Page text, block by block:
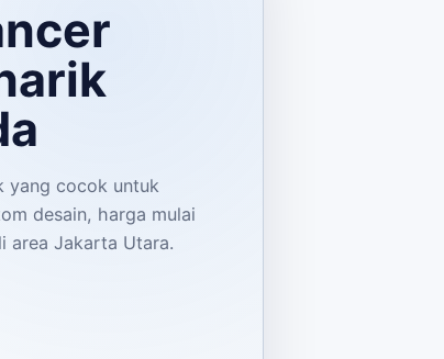
yang cocok untuk
desain, harga mulai
area Jakarta Utara.